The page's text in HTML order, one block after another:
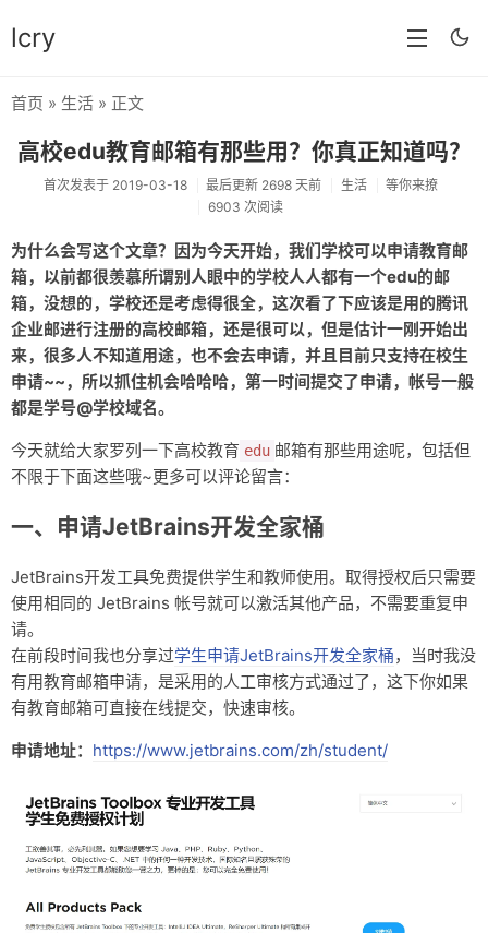
lcry
分类
分享
技术
教程
生活
AI
留言
友链
首页 » 生活 » 正文
高校edu教育邮箱有那些用？你真正知道吗？
首次发表于 2019-03-18 最后更新 2698 天前 生活
等你来撩
6903 次阅读
为什么会写这个文章？因为今天开始，我们学校可以申请教育邮
箱，以前都很羡慕所谓别人眼中的学校人人都有一个edu的邮
箱，没想的，学校还是考虑得很全，这次看了下应该是用的腾讯
企业邮进行注册的高校邮箱，还是很可以，但是估计一刚开始出
来，很多人不知道用途，也不会去申请，并且目前只支持在校生
申请~~，所以抓住机会哈哈哈，第一时间提交了申请，帐号一般
都是学号@学校域名。
今天就给大家罗列一下高校教育 edu 邮箱有那些用途呢，包括但
不限于下面这些哦~更多可以评论留言：
一、申请JetBrains开发全家桶
JetBrains开发工具免费提供学生和教师使用。取得授权后只需要
使用相同的 JetBrains 帐号就可以激活其他产品，不需要重复申
请。
在前段时间我也分享过学生申请JetBrains开发全家桶，当时我没
有用教育邮箱申请，是采用的人工审核方式通过了，这下你如果
有教育邮箱可直接在线提交，快速审核。
申请地址： https://www.jetbrains.com/zh/student/